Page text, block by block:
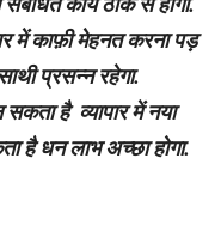
में काफ़ी मेहनत करना पड़
प्रसन्न रहेगा.
है व्यापार में नया
है धन लाभ अच्छा होगा.